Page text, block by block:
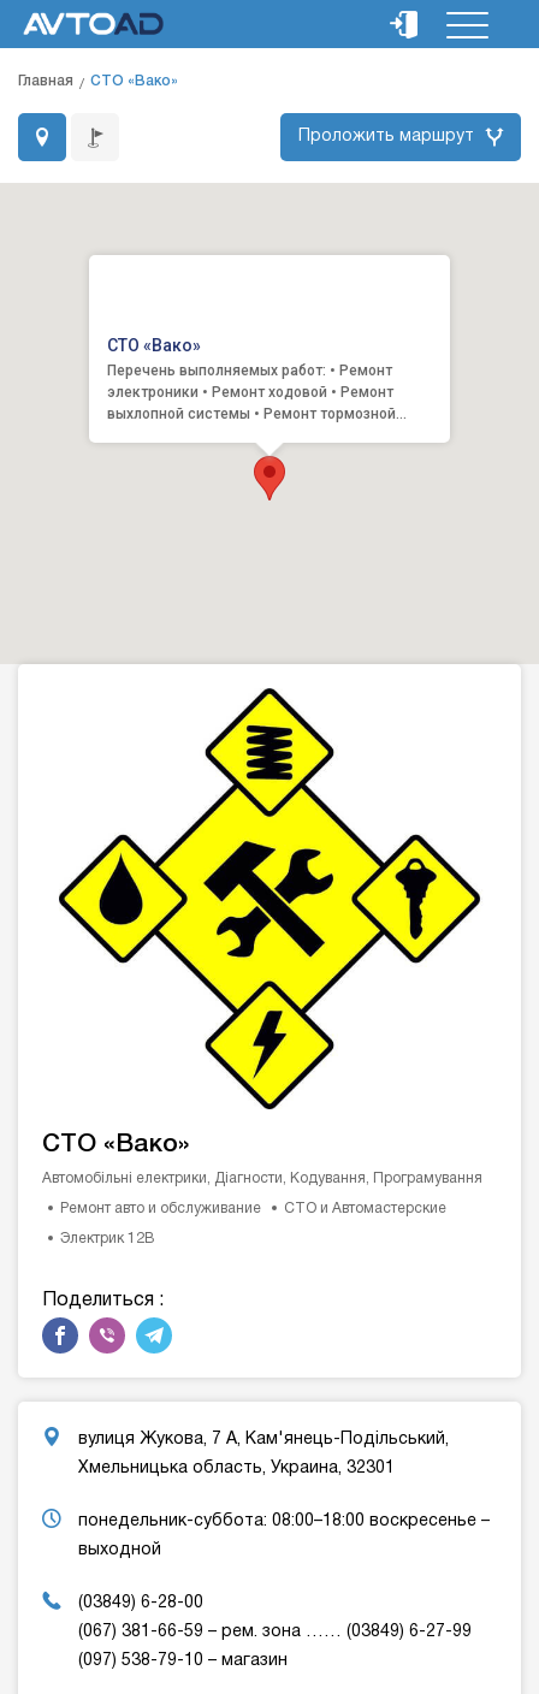
Главная СТО «Вако»
Проложить маршрут
СТО «Вако»
Перечень выполняемых работ: • Ремонт
электроники • Ремонт ходовой • Ремонт
выхлопной системы • Ремонт тормозной
СТО «Вако»
Автомобільні електрики, Діагности, Кодування, Програмування
Ремонт авто и обслуживание СТО и Автомастерские
Электрик 12В
Поделиться :
вулиця Жукова, 7 А, Кам'янець-Подільський,
Хмельницька область, Украина, 32301
понедельник-суббота: 08:00–18:00 воскресенье –
выходной
(03849) 6-28-00
(067) 381-66-59 – рем. зона …… (03849) 6-27-99
(097) 538-79-10 – магазин